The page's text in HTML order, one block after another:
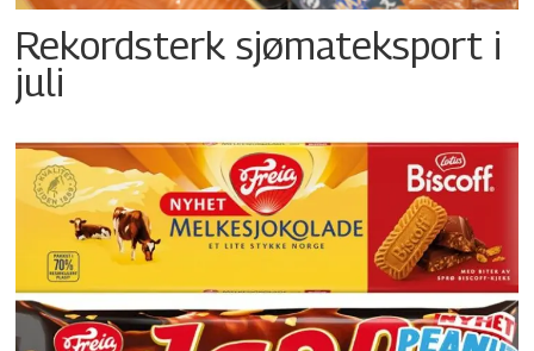
Rekordsterk sjømateksport i
juli